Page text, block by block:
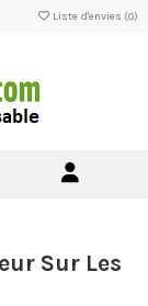
Liste d'envies (0)
Sur Les